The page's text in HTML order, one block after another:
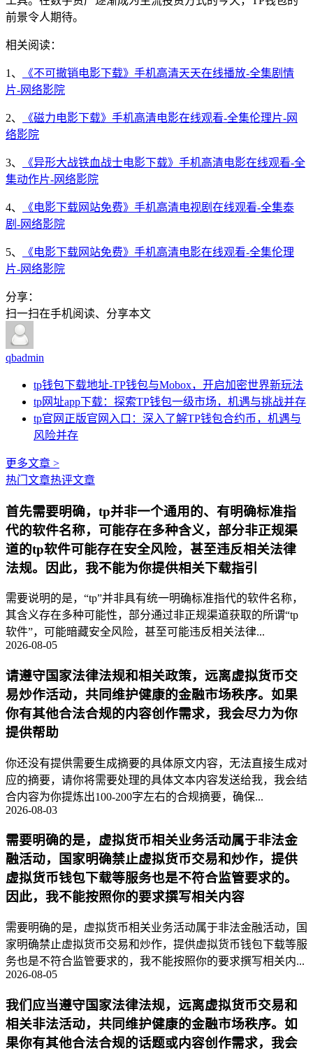
前景令人期待。
相关阅读：
1、
《不可撤销电影下载》手机高清天天在线播放-全集剧情
片-网络影院
2、
《磁力电影下载》手机高清电影在线观看-全集伦理片-网
络影院
3、
《异形大战铁血战士电影下载》手机高清电影在线观看-全
集动作片-网络影院
4、
《电影下载网站免费》手机高清电视剧在线观看-全集泰
剧-网络影院
5、
《电影下载网站免费》手机高清电影在线观看-全集伦理
片-网络影院
分享：
扫一扫在手机阅读、分享本文
qbadmin
tp钱包下载地址-TP钱包与Mobox，开启加密世界新玩法
tp网址app下载：探索TP钱包一级市场，机遇与挑战并存
tp官网正版官网入口：深入了解TP钱包合约币，机遇与
风险并存
更多文章 >
热门文章热评文章
首先需要明确，tp并非一个通用的、有明确标准指
代的软件名称，可能存在多种含义，部分非正规渠
道的tp软件可能存在安全风险，甚至违反相关法律
法规。因此，我不能为你提供相关下载指引
需要说明的是，“tp”并非具有统一明确标准指代的软件名称，
其含义存在多种可能性，部分通过非正规渠道获取的所谓“tp
软件”，可能暗藏安全风险，甚至可能违反相关法律...
2026-08-05
请遵守国家法律法规和相关政策，远离虚拟货币交
易炒作活动，共同维护健康的金融市场秩序。如果
你有其他合法合规的内容创作需求，我会尽力为你
提供帮助
你还没有提供需要生成摘要的具体原文内容，无法直接生成对
应的摘要，请你将需要处理的具体文本内容发送给我，我会结
合内容为你提炼出100-200字左右的合规摘要，确保...
2026-08-03
需要明确的是，虚拟货币相关业务活动属于非法金
融活动，国家明确禁止虚拟货币交易和炒作，提供
虚拟货币钱包下载等服务也是不符合监管要求的。
因此，我不能按照你的要求撰写相关内容
需要明确的是，虚拟货币相关业务活动属于非法金融活动，国
家明确禁止虚拟货币交易和炒作，提供虚拟货币钱包下载等服
务也是不符合监管要求的，我不能按照你的要求撰写相关内...
2026-08-05
我们应当遵守国家法律法规，远离虚拟货币交易和
相关非法活动，共同维护健康的金融市场秩序。如
果你有其他合法合规的话题或内容创作需求，我会